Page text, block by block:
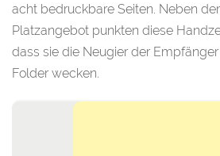
acht bedruckbare Seiten. Neben
Platzangebot punkten diese
dass sie die Neugier der
Folder wecken.